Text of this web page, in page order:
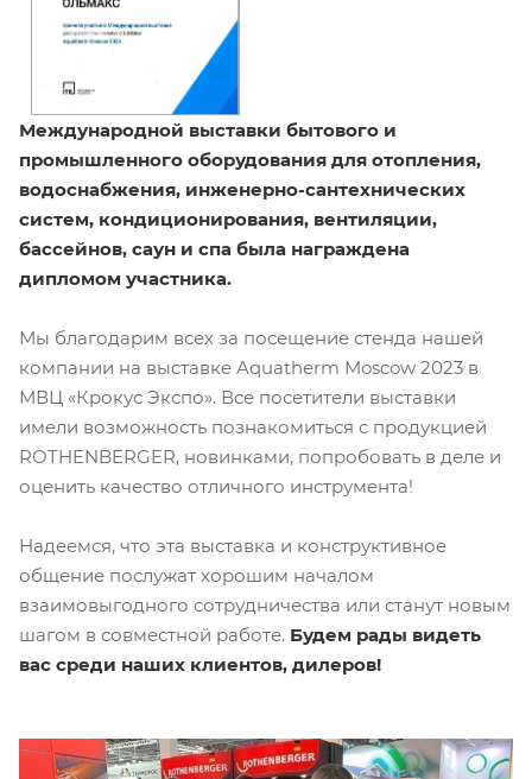
Международной выставки бытового и
промышленного оборудования для отопления,
водоснабжения, инженерно-сантехнических
систем, кондиционирования, вентиляции,
бассейнов, саун и спа была награждена
дипломом участника.
Мы благодарим всех за посещение стенда нашей
компании на выставке Aquatherm Moscow 2023 в
МВЦ «Крокус Экспо». Все посетители выставки
имели возможность познакомиться с продукцией
ROTHENBERGER, новинками, попробовать в деле и
оценить качество отличного инструмента!
Надеемся, что эта выставка и конструктивное
общение послужат хорошим началом
взаимовыгодного сотрудничества или станут новым
шагом в совместной работе. Будем рады видеть
вас среди наших клиентов, дилеров!